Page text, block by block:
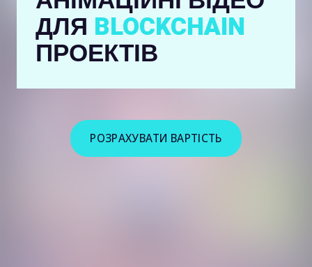
ДЛЯ BLOCKCHAIN
ПРОЕКТІВ
РОЗРАХУВАТИ ВАРТІСТЬ